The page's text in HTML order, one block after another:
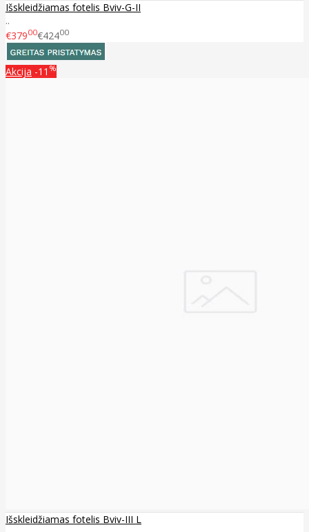
Išskleidžiamas fotelis Bviv-G-II
..
€37900€42400
Akcija -11 %
Išskleidžiamas fotelis Bviv-III L